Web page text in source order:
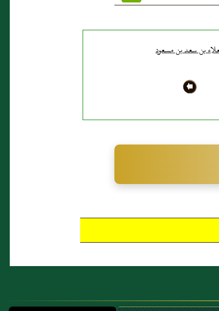
بن سعد بن مسعود